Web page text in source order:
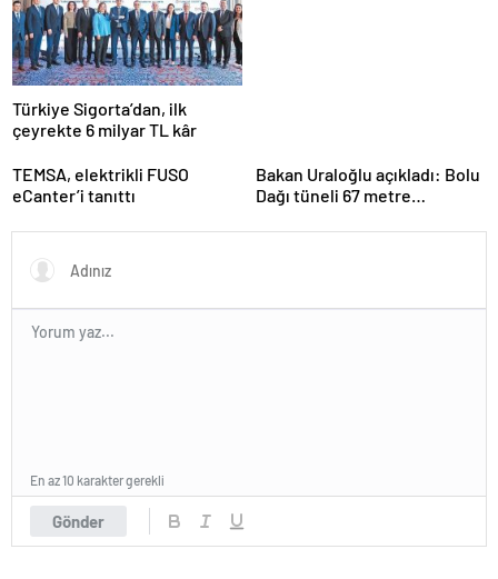
Türkiye Sigorta’dan, ilk
çeyrekte 6 milyar TL kâr
TEMSA, elektrikli FUSO
eCanter’i tanıttı
Bakan Uraloğlu açıkladı: Bolu
Dağı tüneli 67 metre
Gönder
En az 10 karakter gerekli